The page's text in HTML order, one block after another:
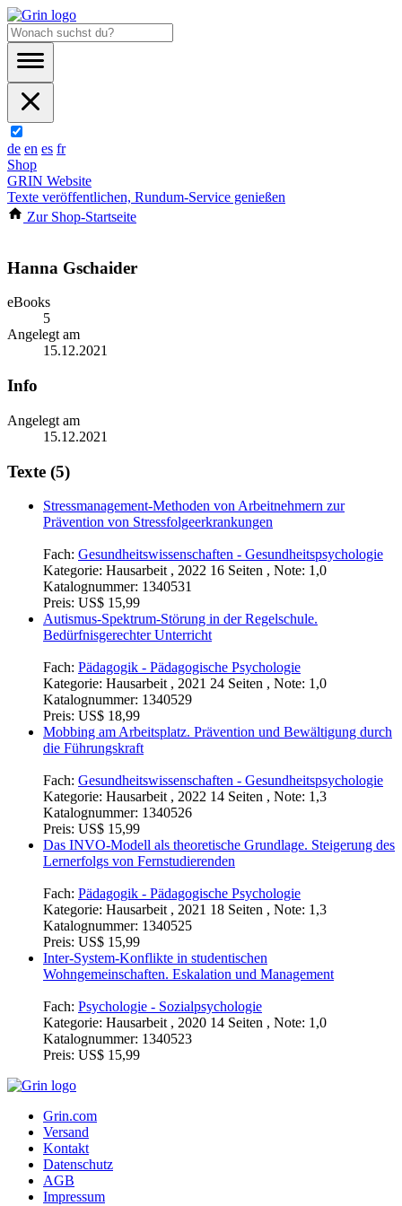
de en es fr
Shop
GRIN Website
Texte veröffentlichen, Rundum-Service genießen
Zur Shop-Startseite
Hanna Gschaider
eBooks
5
Angelegt am
15.12.2021
Info
Angelegt am
15.12.2021
Texte (5)
Stressmanagement-Methoden von Arbeitnehmern zur
Prävention von Stressfolgeerkrankungen
Fach: Gesundheitswissenschaften - Gesundheitspsychologie
Kategorie: Hausarbeit , 2022 16 Seiten , Note: 1,0
Katalognummer: 1340531
Preis: US$ 15,99
Autismus-Spektrum-Störung in der Regelschule.
Bedürfnisgerechter Unterricht
Fach: Pädagogik - Pädagogische Psychologie
Kategorie: Hausarbeit , 2021 24 Seiten , Note: 1,0
Katalognummer: 1340529
Preis: US$ 18,99
Mobbing am Arbeitsplatz. Prävention und Bewältigung durch
die Führungskraft
Fach: Gesundheitswissenschaften - Gesundheitspsychologie
Kategorie: Hausarbeit , 2022 14 Seiten , Note: 1,3
Katalognummer: 1340526
Preis: US$ 15,99
Das INVO-Modell als theoretische Grundlage. Steigerung des
Lernerfolgs von Fernstudierenden
Fach: Pädagogik - Pädagogische Psychologie
Kategorie: Hausarbeit , 2021 18 Seiten , Note: 1,3
Katalognummer: 1340525
Preis: US$ 15,99
Inter-System-Konflikte in studentischen
Wohngemeinschaften. Eskalation und Management
Fach: Psychologie - Sozialpsychologie
Kategorie: Hausarbeit , 2020 14 Seiten , Note: 1,0
Katalognummer: 1340523
Preis: US$ 15,99
Grin.com
Versand
Kontakt
Datenschutz
AGB
Impressum